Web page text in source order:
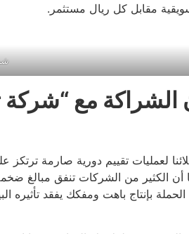
مقابل كل ريال مستثمر.
الشراكة مع
الكثير من الشركات تنفق مبالغ
بإنتاج باهت ومفكك يفقد تأثيره